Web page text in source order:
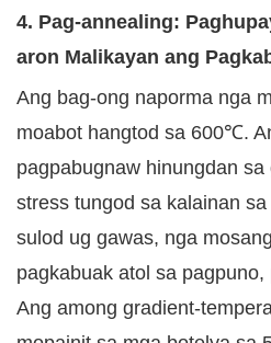
4. Pag-annealing:
aron Malikayan ang
Ang bag-ong naporma nga
moabot hangtod sa 600℃.
pagpabugnaw hinungdan
stress tungod sa kalainan
sulod ug gawas, nga
pagkabuak atol sa
Ang among gradient-